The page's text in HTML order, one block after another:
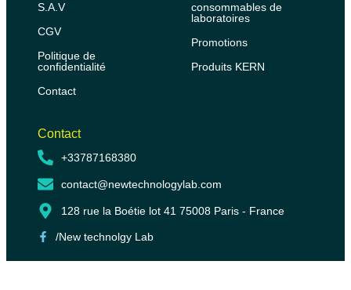
S.A.V
CGV
Politique de
confidentialité
Contact
consommables de
laboratoires
Promotions
Produits KERN
Contact
+33787168380
contact@newtechnologylab.com
128 rue la Boétie lot 41 75008 Paris - France
/New technolgy Lab